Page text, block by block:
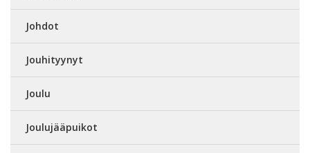
Johdot
Jouhityynyt
Joulu
Joulujääpuikot